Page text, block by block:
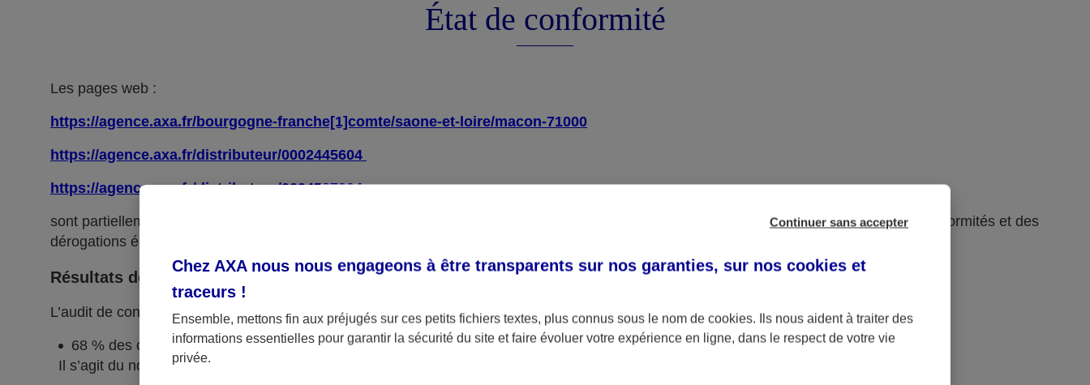
État de conformité
Les pages web :
https://agence.axa.fr/bourgogne-franche[1]comte/saone-et-loire/macon-71000
https://agence.axa.fr/distributeur/0002445604
https://agence.axa.fr/distributeur/0004587904
sont partiellement conformes avec le
, version 4.1.2, en raison des non-conformités et des
dérogations énumérées ci-dessous.
Résultats des tests
L’audit de conformité réalisé parKoenarévèle que :
68 % des critères RGAA sont respectés.
Il s’agit du nombre de critères pleinement respectés sur la totalité des pages de l’échantillon.
Continuer sans accepter
Chez AXA nous nous engageons à être transparents sur nos garanties, sur nos cookies et
traceurs !
Ensemble, mettons fin aux préjugés sur ces petits fichiers textes, plus connus sous le nom de cookies. Ils nous aident à traiter des
informations essentielles pour garantir la sécurité du site et faire évoluer votre expérience en ligne, dans le respect de votre vie
privée.